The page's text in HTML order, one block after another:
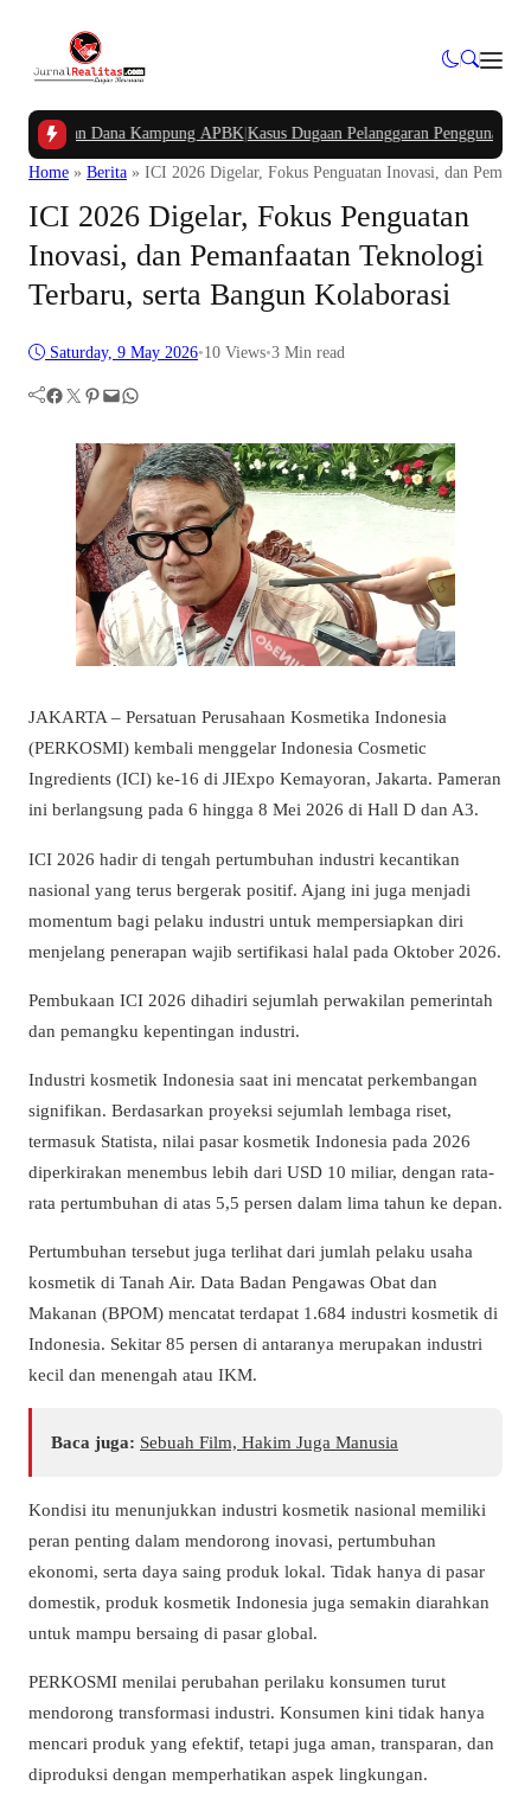
Dana Kampung APBK|Kasus Dugaan Pelanggaran Penggunaan Jalur
Home » Berita » ICI 2026 Digelar, Fokus Penguatan Inovasi, dan
ICI 2026 Digelar, Fokus Penguatan
Inovasi, dan Pemanfaatan Teknologi
Terbaru, serta Bangun Kolaborasi
Saturday, 9 May 2026•10 Views•3 Min read
Facebook Twitter Pinterest Mail WhatsApp
JAKARTA – Persatuan Perusahaan Kosmetika Indonesia
(PERKOSMI) kembali menggelar Indonesia Cosmetic
Ingredients (ICI) ke-16 di JIExpo Kemayoran, Jakarta. Pameran
ini berlangsung pada 6 hingga 8 Mei 2026 di Hall D dan A3.
ICI 2026 hadir di tengah pertumbuhan industri kecantikan
nasional yang terus bergerak positif. Ajang ini juga menjadi
momentum bagi pelaku industri untuk mempersiapkan diri
menjelang penerapan wajib sertifikasi halal pada Oktober 2026.
Pembukaan ICI 2026 dihadiri sejumlah perwakilan pemerintah
dan pemangku kepentingan industri.
Industri kosmetik Indonesia saat ini mencatat perkembangan
signifikan. Berdasarkan proyeksi sejumlah lembaga riset,
termasuk Statista, nilai pasar kosmetik Indonesia pada 2026
diperkirakan menembus lebih dari USD 10 miliar, dengan rata-
rata pertumbuhan di atas 5,5 persen dalam lima tahun ke depan.
Pertumbuhan tersebut juga terlihat dari jumlah pelaku usaha
kosmetik di Tanah Air. Data Badan Pengawas Obat dan
Makanan (BPOM) mencatat terdapat 1.684 industri kosmetik di
Indonesia. Sekitar 85 persen di antaranya merupakan industri
kecil dan menengah atau IKM.
Baca juga: Sebuah Film, Hakim Juga Manusia
Kondisi itu menunjukkan industri kosmetik nasional memiliki
peran penting dalam mendorong inovasi, pertumbuhan
ekonomi, serta daya saing produk lokal. Tidak hanya di pasar
domestik, produk kosmetik Indonesia juga semakin diarahkan
untuk mampu bersaing di pasar global.
PERKOSMI menilai perubahan perilaku konsumen turut
mendorong transformasi industri. Konsumen kini tidak hanya
mencari produk yang efektif, tetapi juga aman, transparan, dan
diproduksi dengan memperhatikan aspek lingkungan.